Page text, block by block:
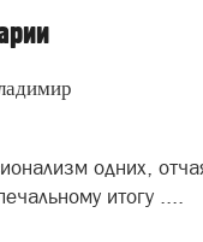
одних,
итогу ....